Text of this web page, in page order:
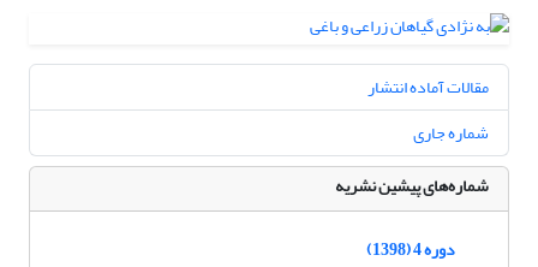
مقالات آماده انتشار
شماره جاری
شماره‌های پیشین نشریه
دوره 4 (1398)